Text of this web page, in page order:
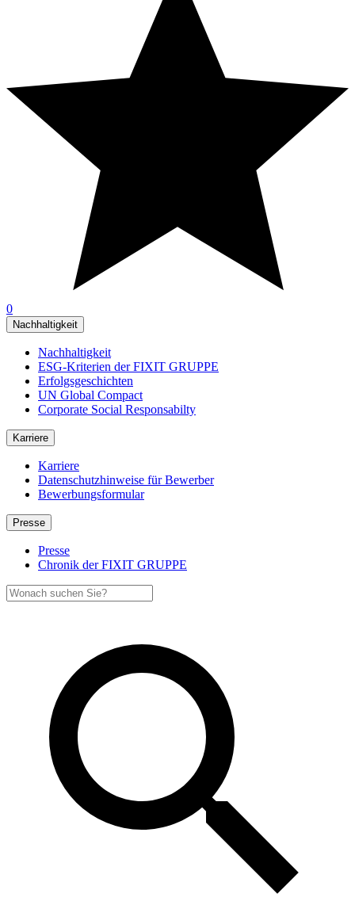
0
Nachhaltigkeit
Nachhaltigkeit
ESG-Kriterien der FIXIT GRUPPE
Erfolgsgeschichten
UN Global Compact
Corporate Social Responsabilty
Karriere
Karriere
Datenschutzhinweise für Bewerber
Bewerbungsformular
Presse
Presse
Chronik der FIXIT GRUPPE